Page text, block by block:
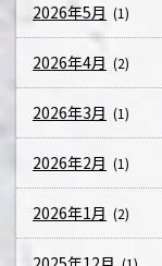
2026年5月 (1)
2026年4月 (2)
2026年3月 (1)
2026年2月 (1)
2026年1月 (2)